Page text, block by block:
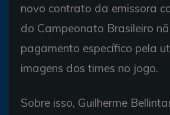
novo contrato da emissora
do Campeonato Brasileiro
pagamento específico pela
imagens dos times no jogo.
Sobre isso, Guilherme